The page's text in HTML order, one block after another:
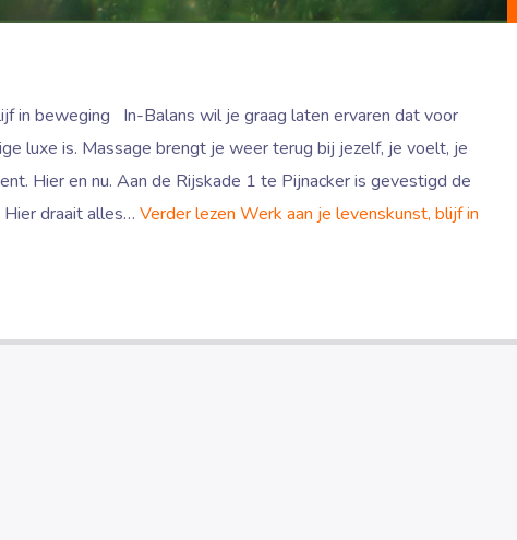
in beweging In-Balans wil je graag laten ervaren dat voor
luxe is. Massage brengt je weer terug bij jezelf, je voelt, je
Hier en nu. Aan de Rijskade 1 te Pijnacker is gevestigd de
draait alles… Verder lezen Werk aan je levenskunst, blijf in